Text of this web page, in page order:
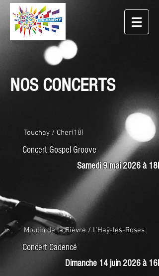
NOS CONCERTS
Touchay / Cher(18)
Concert Gospel Groove
Samedi 9 mai 2026 à 18h
Moulin de la Bièvre / L'Haÿ-les-Roses
Concert Cadencé
Dimanche 14 juin 2026 à 16h